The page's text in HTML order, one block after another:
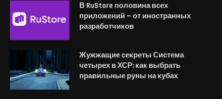
В RuStore половина всех
приложений — от иностранных
разработчиков
Жужжащие секреты Система
четырех в ХСР: как выбрать
правильные руны на кубах